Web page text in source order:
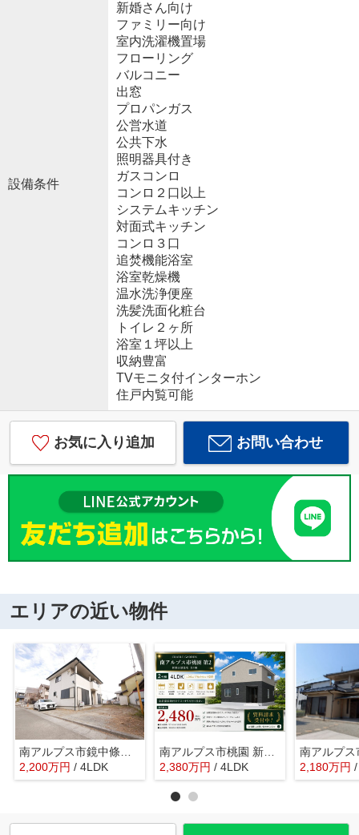
設備条件
新婚さん向け
ファミリー向け
室内洗濯機置場
フローリング
バルコニー
出窓
プロパンガス
公営水道
公共下水
照明器具付き
ガスコンロ
コンロ２口以上
システムキッチン
対面式キッチン
コンロ３口
追焚機能浴室
浴室乾燥機
温水洗浄便座
洗髪洗面化粧台
トイレ２ヶ所
浴室１坪以上
収納豊富
TVモニタ付インターホン
住戸内覧可能
お気に入り追加 お問い合わせ
エリアの近い物件
南アルプス市鏡中條 平成15年築中古戸建 内装一新 車3台
2,200万円 / 4LDK
南アルプス市桃園 新築戸建全2棟 2号棟 南道路で日当良好
2,380万円 / 4LDK 2,180万円